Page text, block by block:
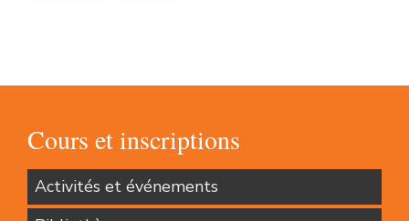
en
au
bureau
du
Service
loisirs,
Cours et inscriptions
Activités et événements